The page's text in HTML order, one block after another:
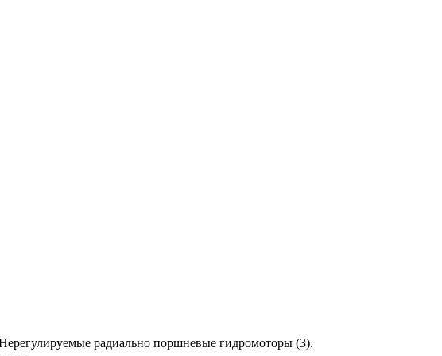
радиально поршневые гидромоторы (3).